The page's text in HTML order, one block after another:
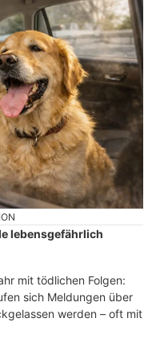
lebensgefährlich
mit tödlichen Folgen:
sich Meldungen über
werden – oft mit